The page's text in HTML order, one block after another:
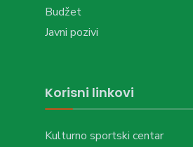
Budžet
Javni pozivi
Korisni linkovi
Kulturno sportski centar